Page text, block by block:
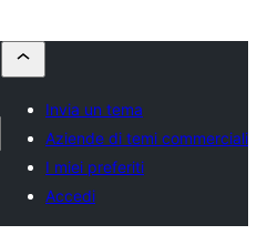
Invia un tema
Aziende di temi commerciali
I miei preferiti
Accedi